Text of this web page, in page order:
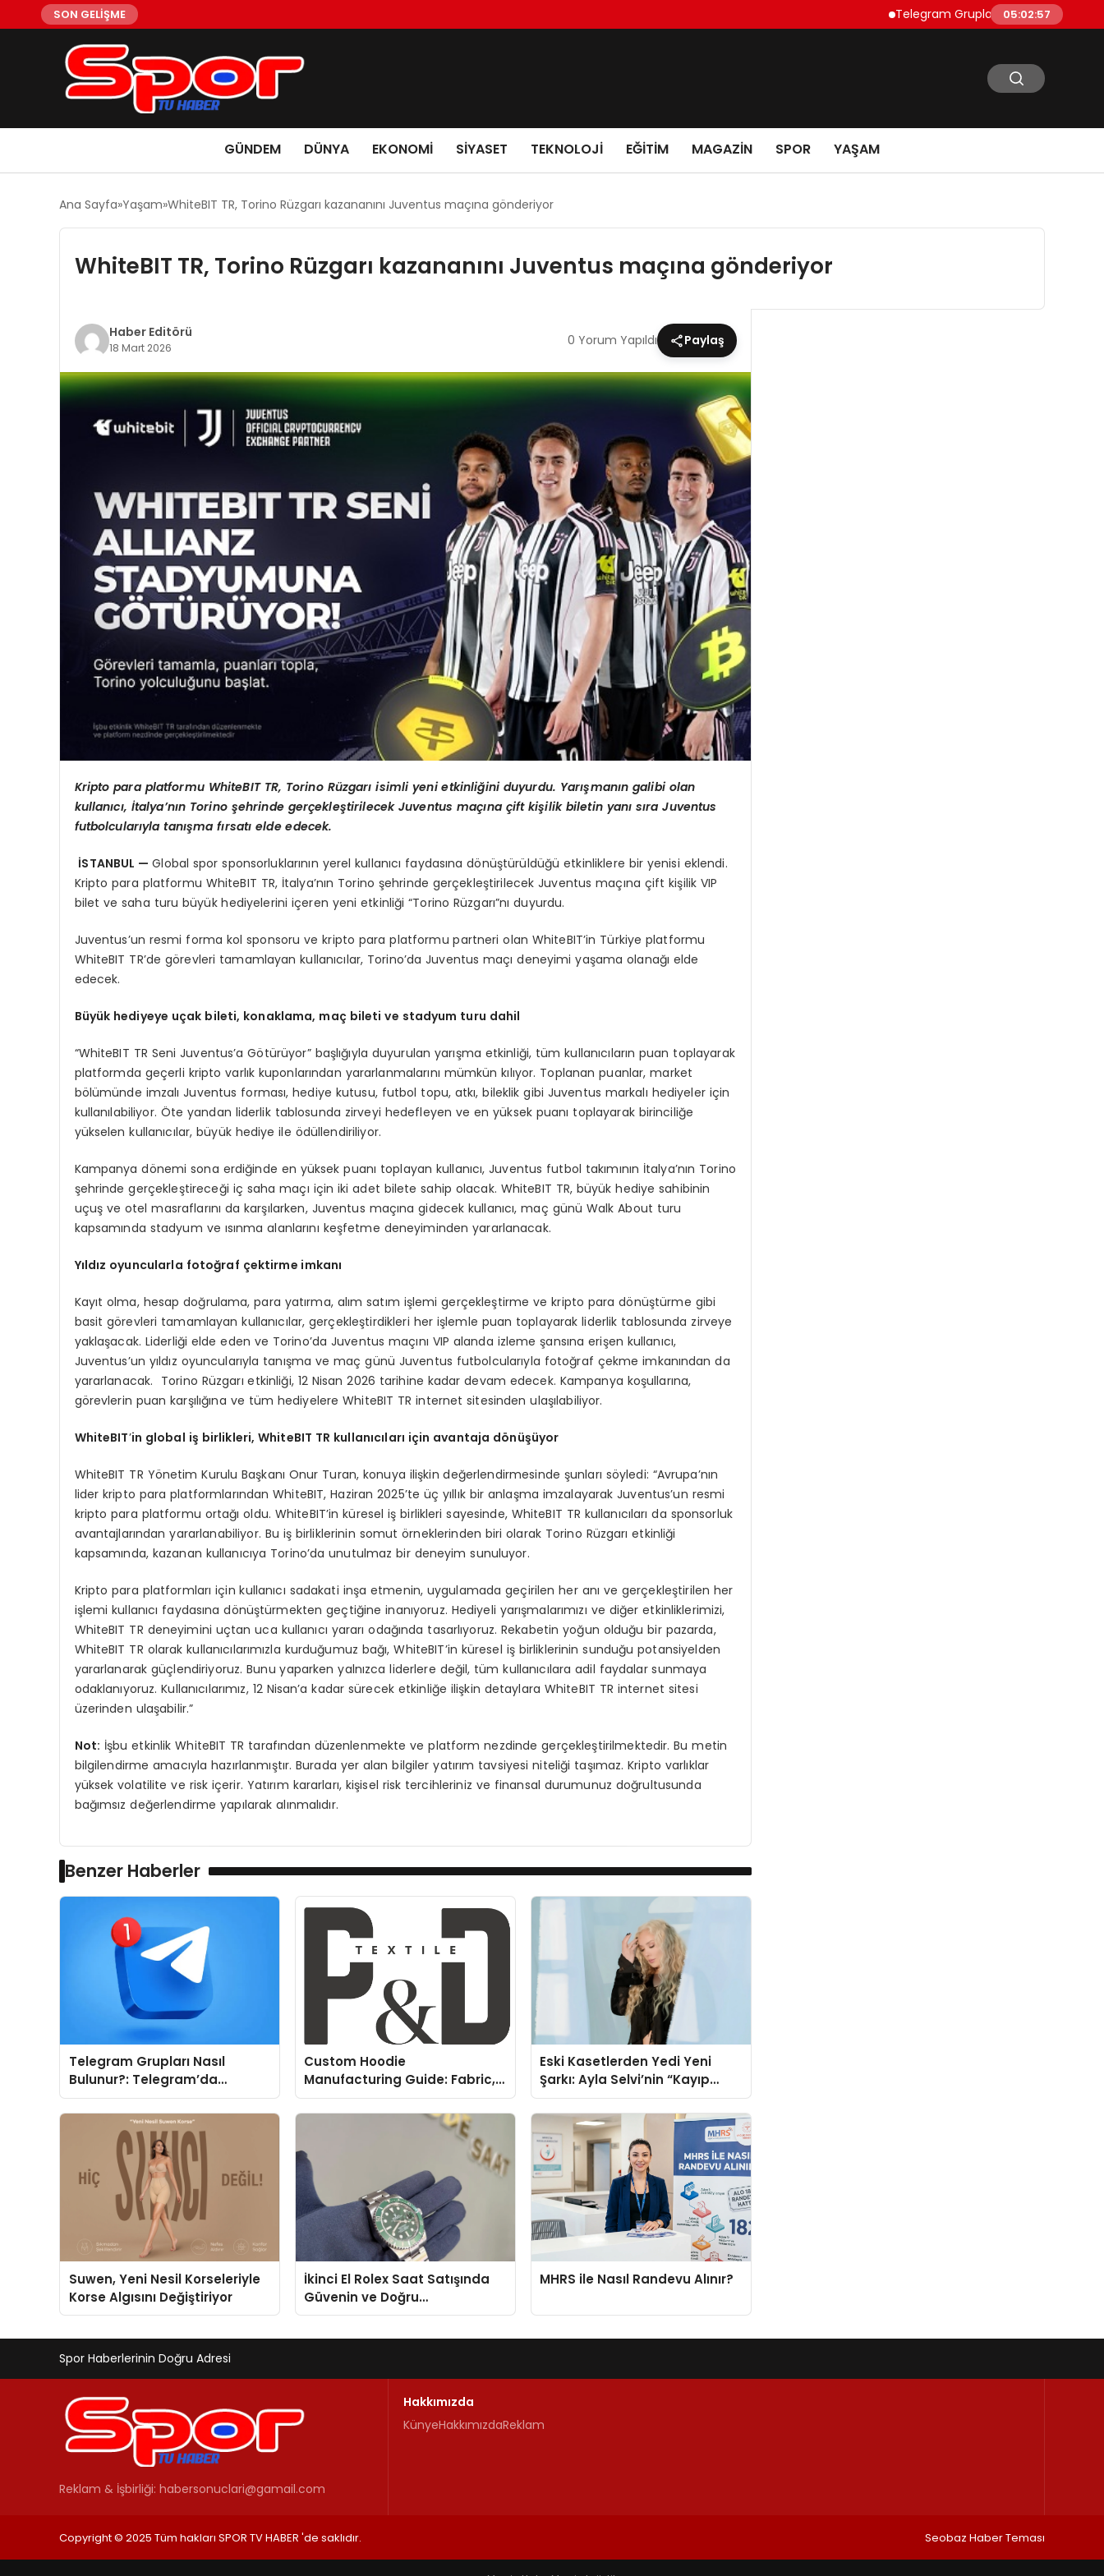
SON GELİŞME Telegram Grupları Nasıl Bulunur?:
05:02:58
GÜNDEM DÜNYA EKONOMI SIYASET TEKNOLOJI EĞITIM MAGAZIN SPOR YAŞAM
Ana Sayfa Yaşam WhiteBIT TR, Torino Rüzgarı kazananını Juventus maçına gönderiyor
WhiteBIT TR, Torino Rüzgarı kazananını Juventus maçına gönderiyor
Haber Editörü
18 Mart 2026 0 Yorum Yapıldı Paylaş
Kripto para platformu WhiteBIT TR, Torino Rüzgarı isimli yeni etkinliğini duyurdu. Yarışmanın galibi olan
kullanıcı, İtalya’nın Torino şehrinde gerçekleştirilecek Juventus maçına çift kişilik biletin yanı sıra Juventus
futbolcularıyla tanışma fırsatı elde edecek.
İSTANBUL —Global spor sponsorluklarının yerel kullanıcı faydasına dönüştürüldüğü etkinliklere bir yenisi eklendi.
Kripto para platformu WhiteBIT TR, İtalya’nın Torino şehrinde gerçekleştirilecek Juventus maçına çift kişilik VIP
bilet ve saha turu büyük hediyelerini içeren yeni etkinliği “Torino Rüzgarı”nı duyurdu.
Juventus’un resmi forma kol sponsoru ve kripto para platformu partneri olan WhiteBIT’in Türkiye platformu
WhiteBIT TR’de görevleri tamamlayan kullanıcılar, Torino’da Juventus maçı deneyimi yaşama olanağı elde
edecek.
Büyük hediyeye uçak bileti, konaklama, maç bileti ve stadyum turu dahil
“WhiteBIT TR Seni Juventus’a Götürüyor” başlığıyla duyurulan yarışma etkinliği, tüm kullanıcıların puan toplayarak
platformda geçerli kripto varlık kuponlarından yararlanmalarını mümkün kılıyor. Toplanan puanlar, market
bölümünde imzalı Juventus forması, hediye kutusu, futbol topu, atkı, bileklik gibi Juventus markalı hediyeler için
kullanılabiliyor. Öte yandan liderlik tablosunda zirveyi hedefleyen ve en yüksek puanı toplayarak birinciliğe
yükselen kullanıcılar, büyük hediye ile ödüllendiriliyor.
Kampanya dönemi sona erdiğinde en yüksek puanı toplayan kullanıcı, Juventus futbol takımının İtalya’nın Torino
şehrinde gerçekleştireceği iç saha maçı için iki adet bilete sahip olacak. WhiteBIT TR, büyük hediye sahibinin
uçuş ve otel masraflarını da karşılarken, Juventus maçına gidecek kullanıcı, maç günü Walk About turu
kapsamında stadyum ve ısınma alanlarını keşfetme deneyiminden yararlanacak.
Yıldız oyuncularla fotoğraf çektirme imkanı
Kayıt olma, hesap doğrulama, para yatırma, alım satım işlemi gerçekleştirme ve kripto para dönüştürme gibi
basit görevleri tamamlayan kullanıcılar, gerçekleştirdikleri her işlemle puan toplayarak liderlik tablosunda zirveye
yaklaşacak. Liderliği elde eden ve Torino’da Juventus maçını VIP alanda izleme şansına erişen kullanıcı,
Juventus’un yıldız oyuncularıyla tanışma ve maç günü Juventus futbolcularıyla fotoğraf çekme imkanından da
yararlanacak. Torino Rüzgarı etkinliği, 12 Nisan 2026 tarihine kadar devam edecek. Kampanya koşullarına,
görevlerin puan karşılığına ve tüm hediyelere WhiteBIT TR internet sitesinden ulaşılabiliyor.
WhiteBIT’in global iş birlikleri, WhiteBIT TR kullanıcıları için avantaja dönüşüyor
WhiteBIT TR Yönetim Kurulu Başkanı Onur Turan, konuya ilişkin değerlendirmesinde şunları söyledi: “Avrupa’nın
lider kripto para platformlarından WhiteBIT, Haziran 2025’te üç yıllık bir anlaşma imzalayarak Juventus’un resmi
kripto para platformu ortağı oldu. WhiteBIT’in küresel iş birlikleri sayesinde, WhiteBIT TR kullanıcıları da sponsorluk
avantajlarından yararlanabiliyor. Bu iş birliklerinin somut örneklerinden biri olarak Torino Rüzgarı etkinliği
kapsamında, kazanan kullanıcıya Torino’da unutulmaz bir deneyim sunuluyor.
Kripto para platformları için kullanıcı sadakati inşa etmenin, uygulamada geçirilen her anı ve gerçekleştirilen her
işlemi kullanıcı faydasına dönüştürmekten geçtiğine inanıyoruz. Hediyeli yarışmalarımızı ve diğer etkinliklerimizi,
WhiteBIT TR deneyimini uçtan uca kullanıcı yararı odağında tasarlıyoruz. Rekabetin yoğun olduğu bir pazarda,
WhiteBIT TR olarak kullanıcılarımızla kurduğumuz bağı, WhiteBIT’in küresel iş birliklerinin sunduğu potansiyelden
yararlanarak güçlendiriyoruz. Bunu yaparken yalnızca liderlere değil, tüm kullanıcılara adil faydalar sunmaya
odaklanıyoruz. Kullanıcılarımız, 12 Nisan’a kadar sürecek etkinliğe ilişkin detaylara WhiteBIT TR internet sitesi
üzerinden ulaşabilir.”
Not: İşbu etkinlik WhiteBIT TR tarafından düzenlenmekte ve platform nezdinde gerçekleştirilmektedir. Bu metin
bilgilendirme amacıyla hazırlanmıştır. Burada yer alan bilgiler yatırım tavsiyesi niteliği taşımaz. Kripto varlıklar
yüksek volatilite ve risk içerir. Yatırım kararları, kişisel risk tercihleriniz ve finansal durumunuz doğrultusunda
bağımsız değerlendirme yapılarak alınmalıdır.
Benzer Haberler
Telegram Grupları Nasıl
Bulunur?: Telegram’da
Topluluk Deneyimini
Geliştirmek
Custom Hoodie
Manufacturing Guide: Fabric,
Fit and Printing Options
Eski Kasetlerden Yedi Yeni
Şarkı: Ayla Selvi’nin “Kayıp
Kasetler 1” Albümü 31
Temmuz’da Çıktı
Suwen, Yeni Nesil Korseleriyle
Korse Algısını Değiştiriyor
İkinci El Rolex Saat Satışında
Güvenin ve Doğru
Değerlemenin Adresi
MHRS ile Nasıl Randevu Alınır?
Spor Haberlerinin Doğru Adresi
Reklam & İşbirliği: habersonuclari@gamail.com
Hakkımızda
KünyeHakkımızdaReklam
Copyright © 2025 Tüm hakları SPOR TV HABER 'de saklıdır. Seobaz Haber Teması